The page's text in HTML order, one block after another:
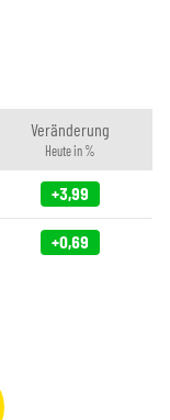
Veränderung
Heute in %
+3,99
+0,69